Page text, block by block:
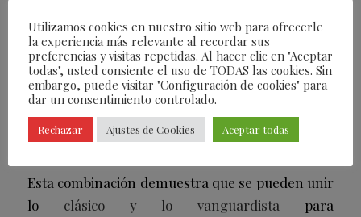
unapersonalización sin límitesen la decoración
de tus espacios. Lostonos metálicos
colecciónMetal x Patina de Arte, desde el
plateado clásico hasta eldorado lujoso, brindan
una amplia gama de opciones para crear
unambiente único y personalizadoen tu hogar.
Esta combinación demuestra que se pueden unir
lo clásico y lo vanguardista para
Utilizamos cookies en nuestro sitio web para ofrecerle
la experiencia más relevante al recordar sus
preferencias y visitas repetidas. Al hacer clic en "Aceptar
todas", usted consiente el uso de TODAS las cookies. Sin
embargo, puede visitar "Configuración de cookies" para
dar un consentimiento controlado.
Rechazar Ajustes de Cookies Aceptar todas